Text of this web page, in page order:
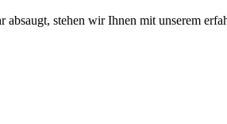
stehen wir Ihnen mit unserem